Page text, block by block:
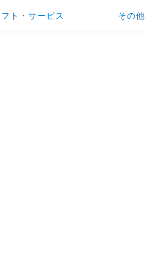
ト・サービス その他